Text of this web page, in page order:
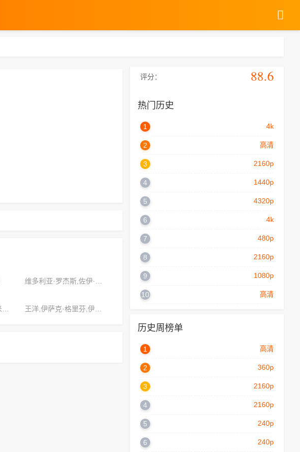
评分： 88.6
热门历史
1 4k
2 高清
3 2160p
4 1440p
5 4320p
6 4k
7 480p
8 2160p
9 1080p
10 高清
历史周榜单
1 高清
2 360p
3 2160p
4 2160p
5 240p
6 240p